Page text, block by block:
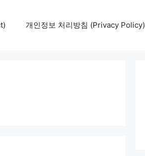
개인정보 처리방침 (Privacy Policy)